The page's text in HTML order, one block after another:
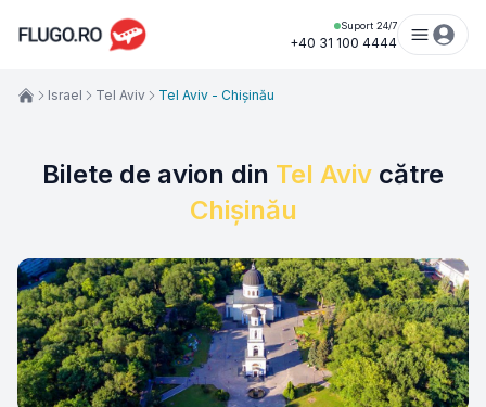
Suport 24/7
+40 31 100 4444
Bilete de avion din Tel Aviv către
Chișinău
Israel Tel Aviv Tel Aviv - Chișinău